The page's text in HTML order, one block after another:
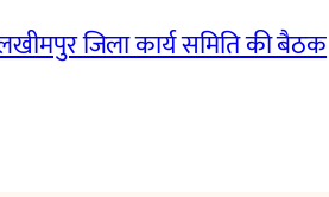
जिला कार्य समिति की बैठक